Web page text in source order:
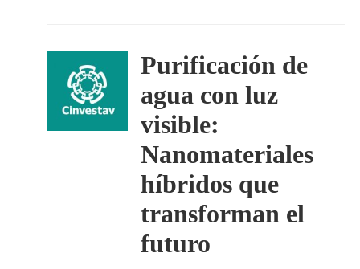
Purificación de
agua con luz
visible:
Nanomateriales
híbridos que
transforman el
futuro